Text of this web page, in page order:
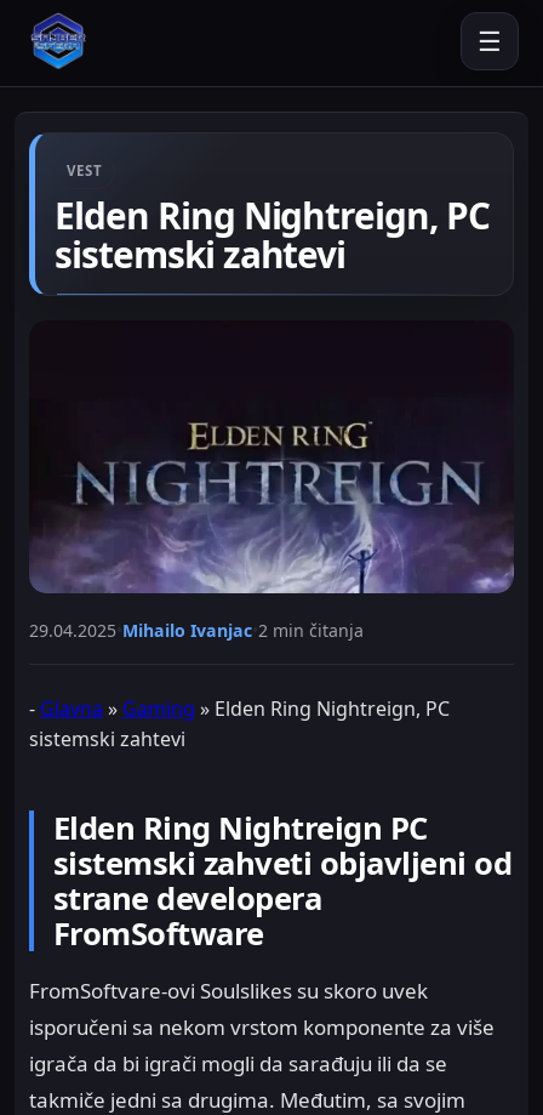
☰
VEST
Elden Ring Nightreign, PC
sistemski zahtevi
29.04.2025 Mihailo Ivanjac 2 min čitanja
- Glavna » Gaming » Elden Ring Nightreign, PC
sistemski zahtevi
Elden Ring Nightreign PC
sistemski zahveti objavljeni od
strane developera
FromSoftware
FromSoftvare-ovi Soulslikes su skoro uvek
isporučeni sa nekom vrstom komponente za više
igrača da bi igrači mogli da sarađuju ili da se
takmiče jedni sa drugima. Međutim, sa svojim